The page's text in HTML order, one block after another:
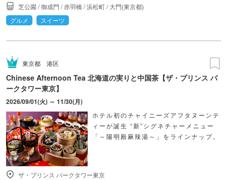
芝公園 /御成門 /赤羽橋/浜松町/大門(東京都)
グルメ
スイーツ
東京都 港区
Chinese Afternoon Tea 北海道の実りと中国茶【ザ・プリンス パ
ークタワー東京】
2026/09/01(火) ～ 11/30(月)
ホテル初のチャイニーズアフタヌーンテ
ィーが誕生 “新”シグネチャーメニュー
「～陽明殿麻辣湯～」をラインナップ。
ザ・プリンス パークタワー東京